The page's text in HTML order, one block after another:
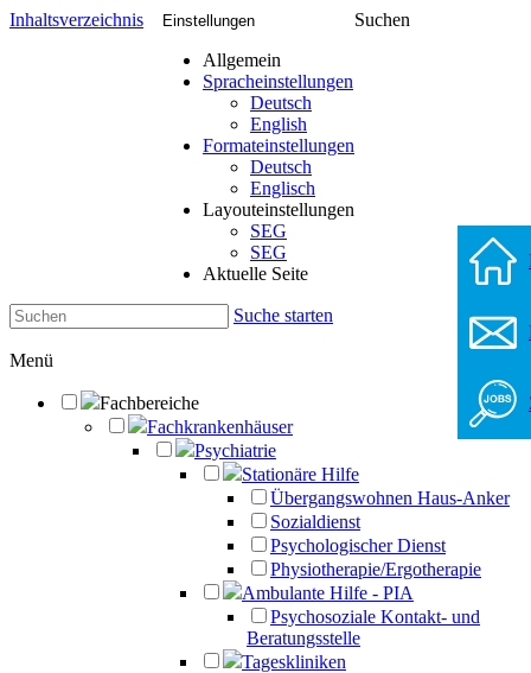
Inhaltsverzeichnis Einstellungen
Allgemein
Spracheinstellungen
Deutsch
English
Formateinstellungen
Deutsch
Englisch
Layouteinstellungen
SEG
SEG
Aktuelle Seite
Suchen
Suche starten
Menü
Fachbereiche
Fachkrankenhäuser
Psychiatrie
Stationäre Hilfe
Übergangswohnen Haus-Anker
Sozialdienst
Psychologischer Dienst
Physiotherapie/Ergotherapie
Ambulante Hilfe - PIA
Psychosoziale Kontakt- und
Beratungsstelle
Tageskliniken